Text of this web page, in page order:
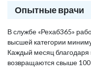
Опытные врачи
В службе «Рехаб365»
высшей категории
Каждый месяц благодаря
возвращаются свыше